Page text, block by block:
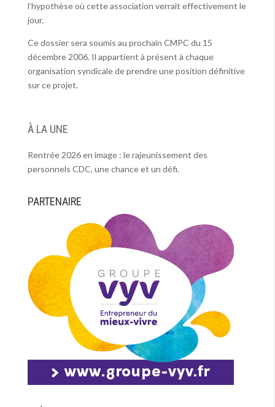
l’hypothèse où cette association verrait effectivement le
jour.
Ce dossier sera soumis au prochain CMPC du 15
décembre 2006. Il appartient à présent à chaque
organisation syndicale de prendre une position définitive
sur ce projet.
À LA UNE
Rentrée 2026 en image : le rajeunissement des
personnels CDC, une chance et un défi.
PARTENAIRE